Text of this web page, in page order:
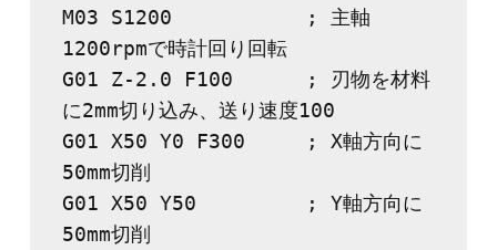
M03 S1200           ; 主軸
1200rpmで時計回り回転
G01 Z-2.0 F100      ; 刃物を材料
に2mm切り込み、送り速度100
G01 X50 Y0 F300     ; X軸方向に
50mm切削
G01 X50 Y50         ; Y軸方向に
50mm切削